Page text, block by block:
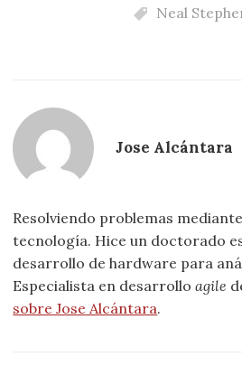
Neal
Jose Alcántara
Resolviendo problemas
tecnología. Hice un doctorado
desarrollo de hardware para
Especialista en desarrolloagile
sobre Jose Alcántara.